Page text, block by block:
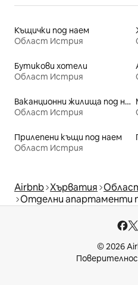
Къщички под наем
Област Истрия
Бутикови хотели
Област Истрия
Ваканционни жилища под наем
Област Истрия
Прилепени къщи под наем
Област Истрия
Airbnb Хърватия
Отделни апартаменти
© 2026